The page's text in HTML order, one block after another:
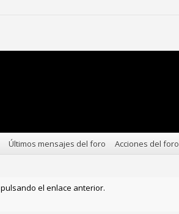
Últimos mensajes del foro Acciones del foro
pulsando el enlace anterior.